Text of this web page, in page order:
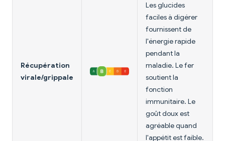
Récupération
virale/grippale
Les glucides
faciles à digérer
fournissent de
l'énergie rapide
pendant la
maladie. Le fer
soutient la
fonction
immunitaire. Le
goût doux est
agréable quand
l'appétit est faible.